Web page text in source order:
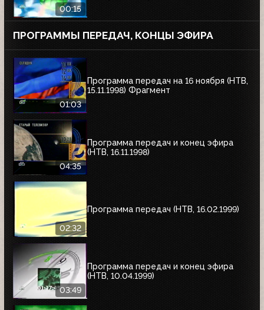
00:15
ПРОГРАММЫ ПЕРЕДАЧ, КОНЦЫ ЭФИРА
01:03
Программа передач на 16 ноября (НТВ,
15.11.1998) Фрагмент
04:35
Программа передач и конец эфира
(НТВ, 16.11.1998)
02:32
Программа передач (НТВ, 16.02.1999)
03:49
Программа передач и конец эфира
(НТВ, 10.04.1999)